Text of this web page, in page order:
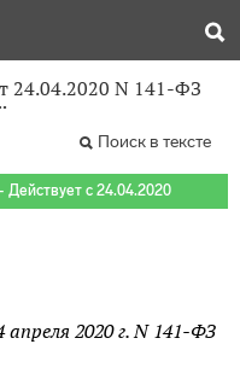
24.04.2020 N 141-ФЗ
Поиск в тексте
с 24.04.2020
апреля 2020 г. N 141-ФЗ